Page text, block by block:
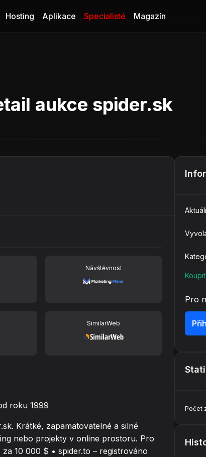
Hosting Aplikace Specialisté Magazín
aukce spider.sk
Návštěvnost
SimilarWeb
roku 1999
Krátké, zapamatovatelné a silné
nebo projekty v online prostoru. Pro
10 000 $ • spider.to – registrováno
Pro
Počet